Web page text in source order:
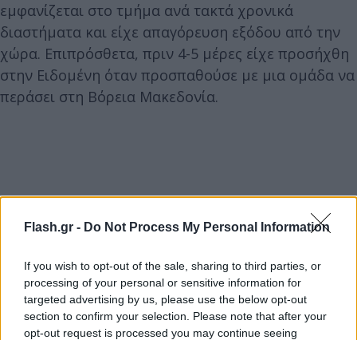
Flash.gr - Do Not Process My Personal Information
If you wish to opt-out of the sale, sharing to third parties, or
processing of your personal or sensitive information for
targeted advertising by us, please use the below opt-out
section to confirm your selection. Please note that after your
opt-out request is processed you may continue seeing
εμφανίζεται στο τμήμα ανά τακτά χρονικά
διαστήματα και είχε απαγόρευση εξόδου από την
χώρα. Επιπρόσθετα, πριν 4-5 μέρες είχε προσήχθη
στην Ειδομένη όταν προσπαθούσε με μια ομάδα να
περάσει στη Βόρεια Μακεδονία.